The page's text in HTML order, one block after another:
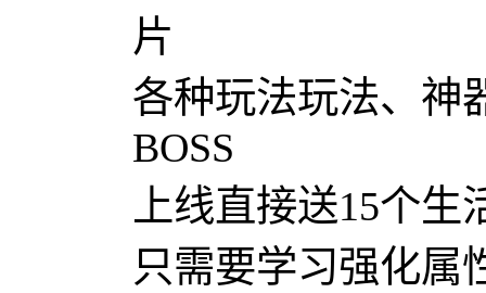
片
各种玩法玩法、神
BOSS
上线直接送15个
只需要学习强化属